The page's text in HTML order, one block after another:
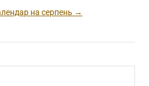
на серпень →